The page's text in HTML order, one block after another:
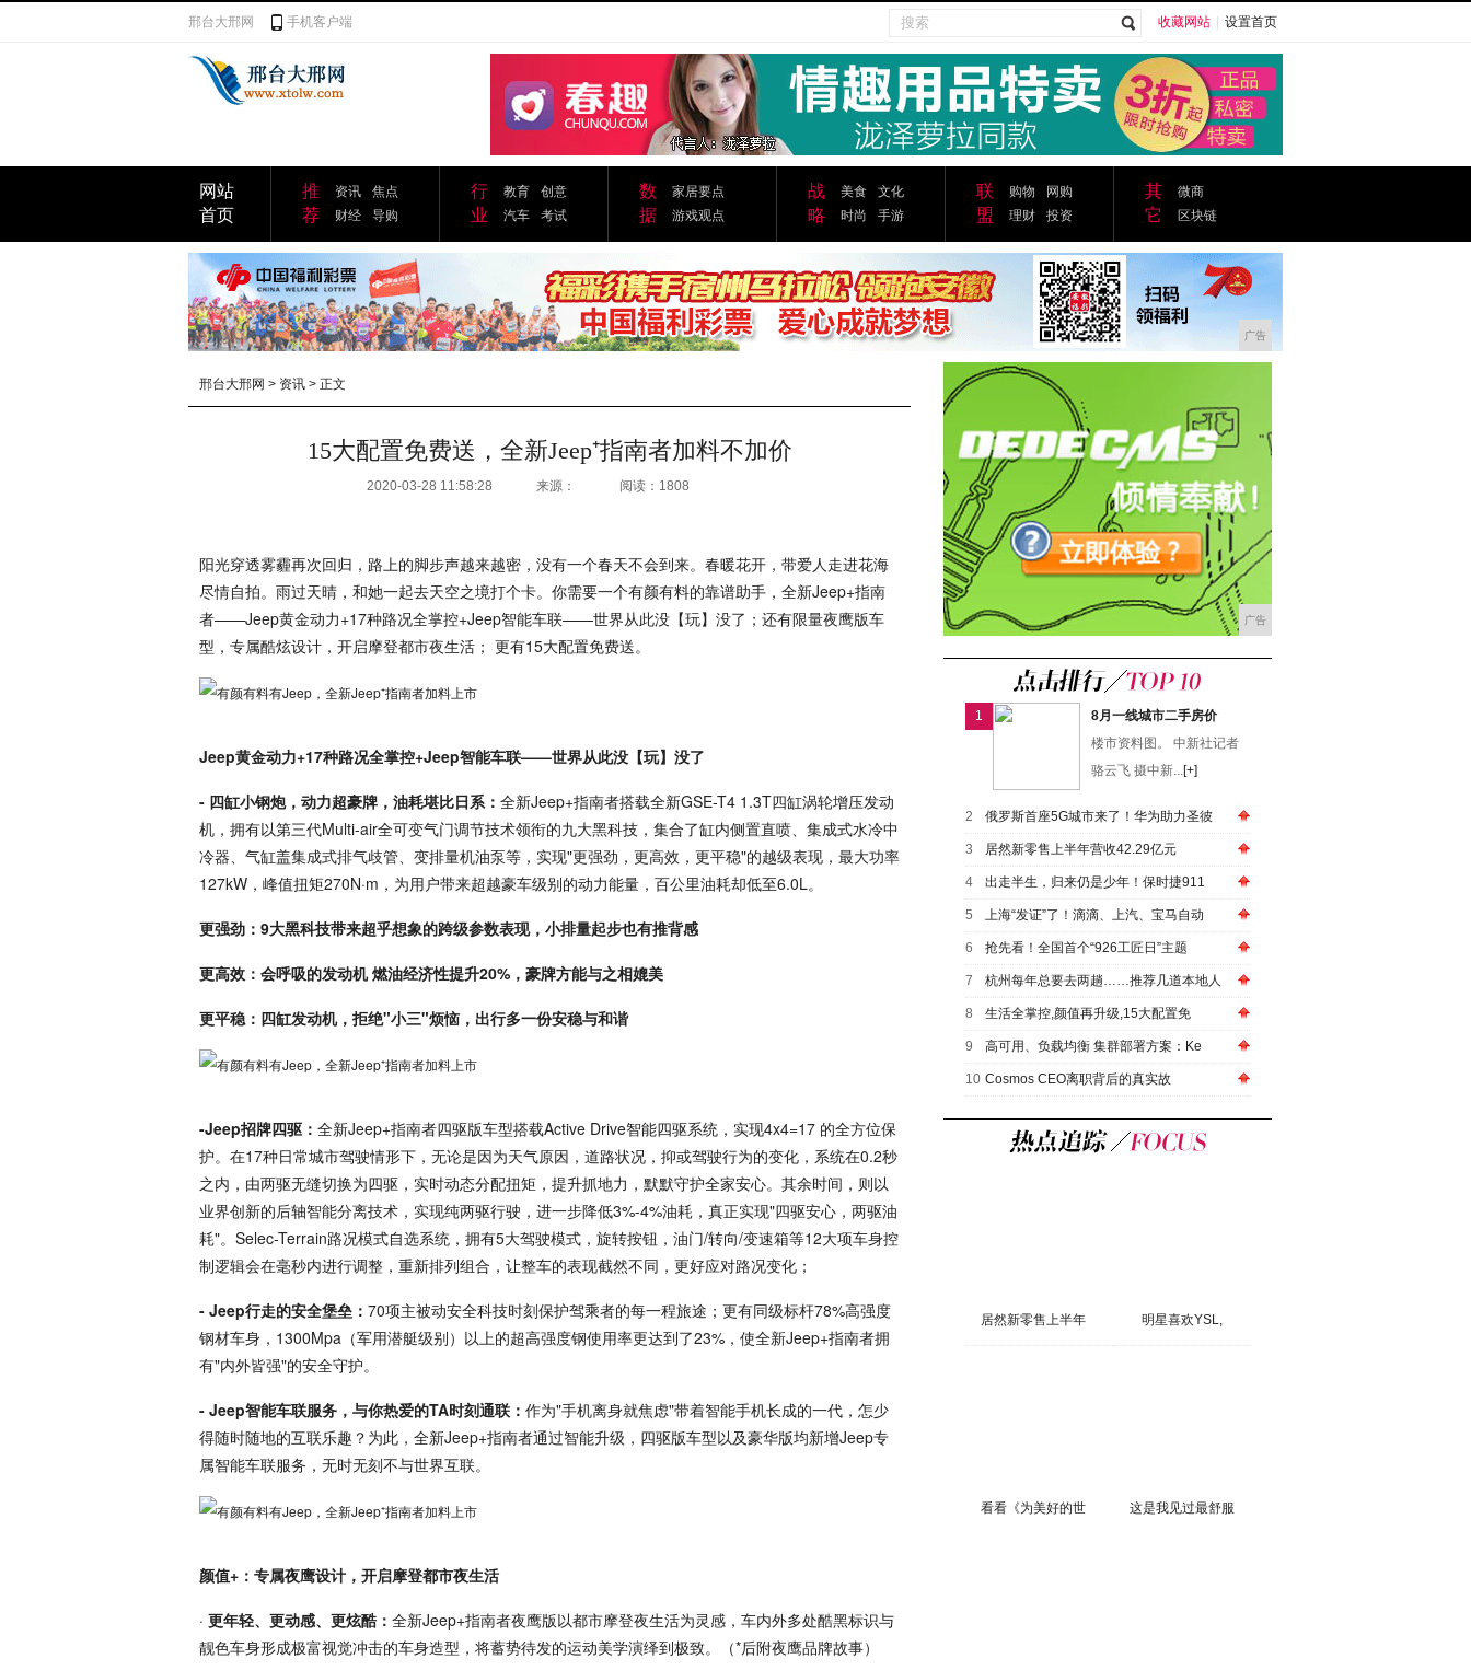
邢台大邢网 手机客户端 收藏网站 设置首页
网站
首页
推
荐
资讯
焦点
财经
导购
行
业
教育
创意
汽车
考试
数
据
家居要点
游戏观点
战
略
美食
文化
时尚
手游
联
盟
购物
网购
理财
投资
其
它
微商
区块链
广告
邢台大邢网 > 资讯 > 正文
15大配置免费送，全新Jeep⁺指南者加料不加价
2020-03-28 11:58:28 来源： 阅读：1808
阳光穿透雾霾再次回归，路上的脚步声越来越密，没有一个春天不会到来。春暖花开，带爱人走进花海
尽情自拍。雨过天晴，和她一起去天空之境打个卡。你需要一个有颜有料的靠谱助手，全新Jeep+指南
者——Jeep黄金动力+17种路况全掌控+Jeep智能车联——世界从此没【玩】没了；还有限量夜鹰版车
型，专属酷炫设计，开启摩登都市夜生活； 更有15大配置免费送。
Jeep黄金动力+17种路况全掌控+Jeep智能车联——世界从此没【玩】没了
- 四缸小钢炮，动力超豪牌，油耗堪比日系： 全新Jeep+指南者搭载全新GSE-T4 1.3T四缸涡轮增压发动
机，拥有以第三代Multi-air全可变气门调节技术领衔的九大黑科技，集合了缸内侧置直喷、集成式水冷中
冷器、气缸盖集成式排气歧管、变排量机油泵等，实现"更强劲，更高效，更平稳"的越级表现，最大功率
127kW，峰值扭矩270N·m，为用户带来超越豪车级别的动力能量，百公里油耗却低至6.0L。
更强劲：9大黑科技带来超乎想象的跨级参数表现，小排量起步也有推背感
更高效：会呼吸的发动机 燃油经济性提升20%，豪牌方能与之相媲美
更平稳：四缸发动机，拒绝"小三"烦恼，出行多一份安稳与和谐
-Jeep招牌四驱： 全新Jeep+指南者四驱版车型搭载Active Drive智能四驱系统，实现4x4=17 的全方位保
护。在17种日常城市驾驶情形下，无论是因为天气原因，道路状况，抑或驾驶行为的变化，系统在0.2秒
之内，由两驱无缝切换为四驱，实时动态分配扭矩，提升抓地力，默默守护全家安心。其余时间，则以
业界创新的后轴智能分离技术，实现纯两驱行驶，进一步降低3%-4%油耗，真正实现"四驱安心，两驱油
耗"。Selec-Terrain路况模式自选系统，拥有5大驾驶模式，旋转按钮，油门/转向/变速箱等12大项车身控
制逻辑会在毫秒内进行调整，重新排列组合，让整车的表现截然不同，更好应对路况变化；
- Jeep行走的安全堡垒： 70项主被动安全科技时刻保护驾乘者的每一程旅途；更有同级标杆78%高强度
钢材车身，1300Mpa（军用潜艇级别）以上的超高强度钢使用率更达到了23%，使全新Jeep+指南者拥
有"内外皆强"的安全守护。
- Jeep智能车联服务，与你热爱的TA时刻通联： 作为"手机离身就焦虑"带着智能手机长成的一代，怎少
得随时随地的互联乐趣？为此，全新Jeep+指南者通过智能升级，四驱版车型以及豪华版均新增Jeep专
属智能车联服务，无时无刻不与世界互联。
颜值+：专属夜鹰设计，开启摩登都市夜生活
· 更年轻、更动感、更炫酷： 全新Jeep+指南者夜鹰版以都市摩登夜生活为灵感，车内外多处酷黑标识与
靓色车身形成极富视觉冲击的车身造型，将蓄势待发的运动美学演绎到极致。（*后附夜鹰品牌故事）
广告
1
8月一线城市二手房价
楼市资料图。 中新社记者
骆云飞 摄中新...[+]
2 俄罗斯首座5G城市来了！华为助力圣彼
3 居然新零售上半年营收42.29亿元
4 出走半生，归来仍是少年！保时捷911
5 上海“发证”了！滴滴、上汽、宝马自动
6 抢先看！全国首个“926工匠日”主题
7 杭州每年总要去两趟……推荐几道本地人
8 生活全掌控,颜值再升级,15大配置免
9 高可用、负载均衡 集群部署方案：Ke
10 Cosmos CEO离职背后的真实故
居然新零售上半年 明星喜欢YSL,
看看《为美好的世 这是我见过最舒服